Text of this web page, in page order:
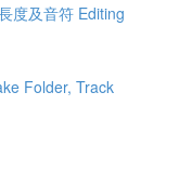
度及音符 Editing
Folder, Track